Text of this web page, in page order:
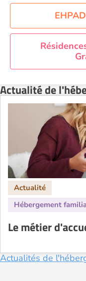
Actualité de
Le métier
Actualités de